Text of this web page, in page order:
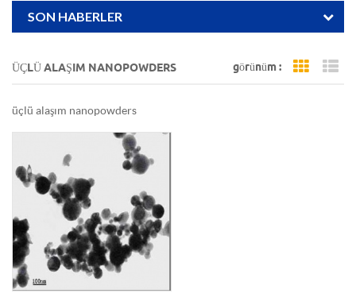
SON HABERLER
ÜÇLÜ ALAŞIM NANOPOWDERS görünüm : Grid
üçlü alaşım nanopowders